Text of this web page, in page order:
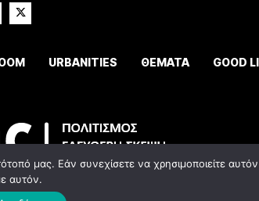
URBANITIES ΘΕΜΑΤΑ GOOD
Ιστοσελίδας
μας. Εάν συνεχίσετε να χρησιμοποιείτε
αυτόν.